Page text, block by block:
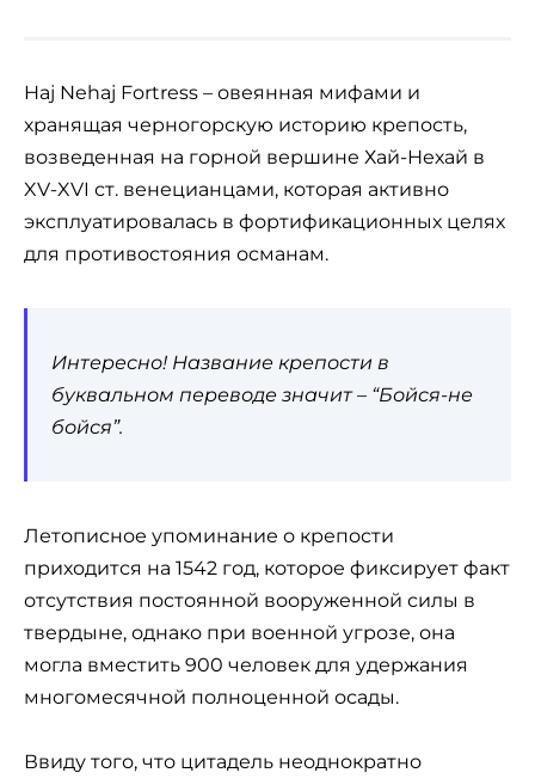
Haj Nehaj Fortress – овеянная мифами и
хранящая черногорскую историю крепость,
возведенная на горной вершине Хай-Нехай в
XV-XVI ст. венецианцами, которая активно
эксплуатировалась в фортификационных целях
для противостояния османам.
Интересно! Название крепости в
буквальном переводе значит – “Бойся-не
бойся”.
Летописное упоминание о крепости
приходится на 1542 год, которое фиксирует факт
отсутствия постоянной вооруженной силы в
твердыне, однако при военной угрозе, она
могла вместить 900 человек для удержания
многомесячной полноценной осады.
Ввиду того, что цитадель неоднократно